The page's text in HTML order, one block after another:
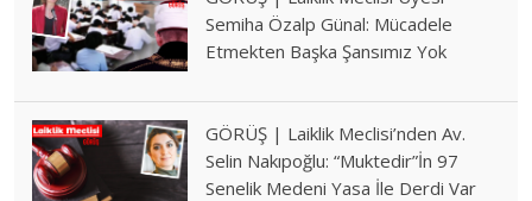
Semiha Özalp Günal: Mücadele
Etmekten Başka Şansımız Yok
GÖRÜŞ | Laiklik Meclisi’nden Av.
Selin Nakıpoğlu: “Muktedir”İn 97
Senelik Medeni Yasa İle Derdi Var